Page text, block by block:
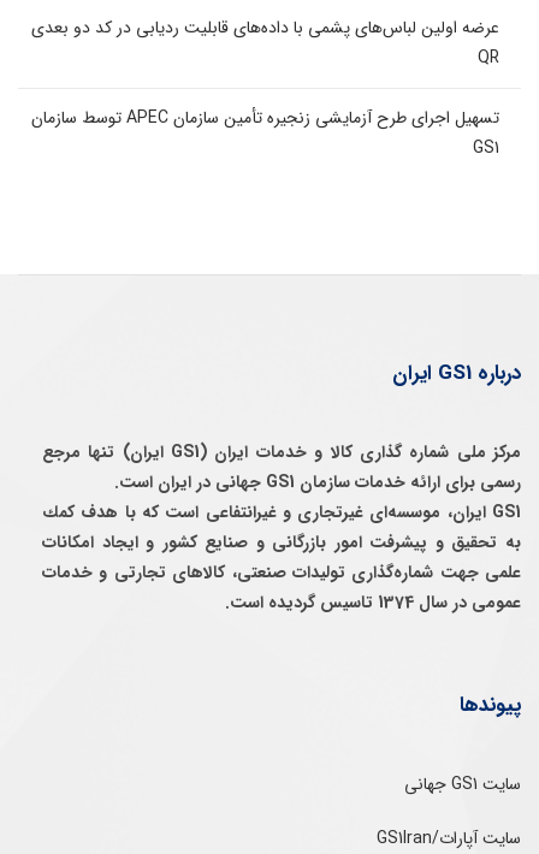
عرضه اولین لباس‌های پشمی با داده‌های قابلیت ردیابی در کد دو بعدی
QR
تسهیل اجرای طرح آزمایشی زنجیره تأمین سازمان APEC توسط سازمان
GS1
درباره GS1 ایران
مرکز ملی شماره گذاری کالا و خدمات ایران (GS1 ایران) تنها مرجع
رسمی برای ارائه خدمات سازمان GS1 جهانی در ایران است.
GS1 ایران، موسسه‌ای غيرتجاری و غيرانتفاعی است كه با هدف كمك
به تحقيق و پيشرفت امور بازرگانی و صنايع كشور و ايجاد امكانات
علمی جهت شماره‌گذاری توليدات صنعتی، كالاهای تجارتی و خدمات
عمومی در سال 1374 تاسيس گرديده است.
پیوندها
سایت GS1 جهانی
سایت آپارات/GS1Iran